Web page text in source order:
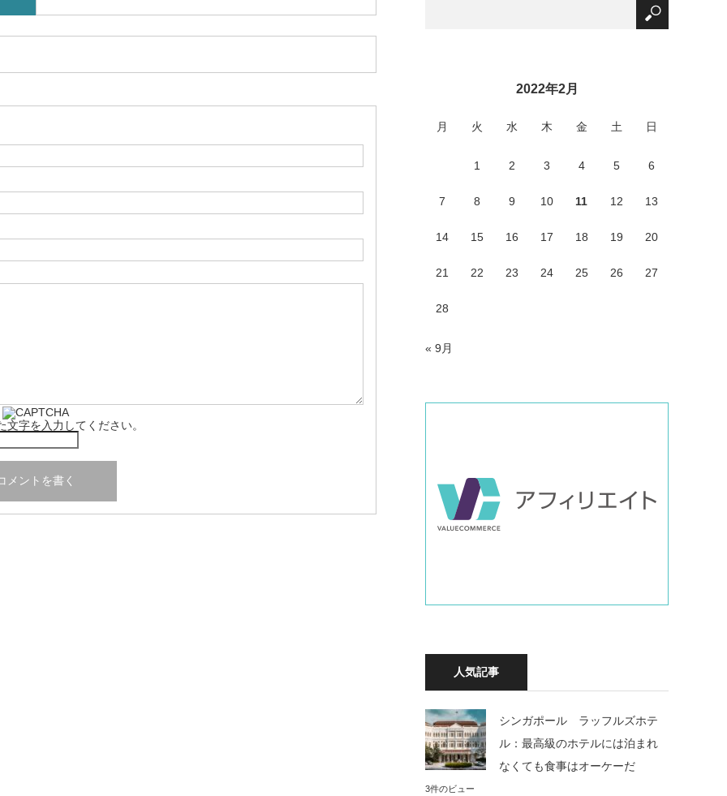
文字を入力してください。
2022年2月
月 火 水 木 金 土 日
1 2 3 4 5 6
7 8 9 10 11 12 13
14 15 16 17 18 19 20
21 22 23 24 25 26 27
28
« 9月
人気記事
シンガポール ラッフルズホテ
ル：最高級のホテルには泊まれ
なくても食事はオーケーだ
3件のビュー